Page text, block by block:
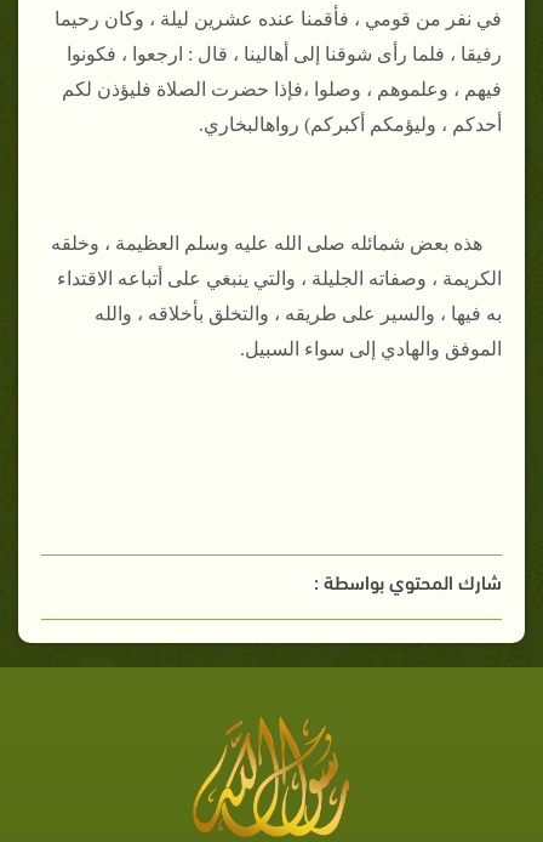
في نفر من قومي ، فأقمنا عنده عشرين ليلة ، وكان رحيما
رفيقا ، فلما رأى شوقنا إلى أهالينا ، قال : ارجعوا ، فكونوا
فيهم ، وعلموهم ، وصلوا ،فإذا حضرت الصلاة فليؤذن لكم
أحدكم ، وليؤمكم أكبركم) رواهالبخاري.
هذه بعض شمائله صلى الله عليه وسلم العظيمة ، وخلقه
الكريمة ، وصفاته الجليلة ، والتي ينبغي على أتباعه الاقتداء
به فيها ، والسير على طريقه ، والتخلق بأخلاقه ، والله
الموفق والهادي إلى سواء السبيل.
شارك المحتوي بواسطة :